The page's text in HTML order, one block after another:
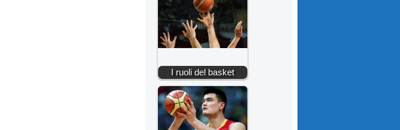
I ruoli del basket